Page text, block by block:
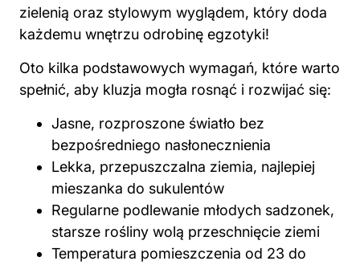
zielenią oraz stylowym wyglądem, który doda
każdemu wnętrzu odrobinę egzotyki!
Oto kilka podstawowych wymagań, które warto
spełnić, aby kluzja mogła rosnąć i rozwijać się:
Jasne, rozproszone światło bez
bezpośredniego nasłonecznienia
Lekka, przepuszczalna ziemia, najlepiej
mieszanka do sukulentów
Regularne podlewanie młodych sadzonek,
starsze rośliny wolą przeschnięcie ziemi
Temperatura pomieszczenia od 23 do